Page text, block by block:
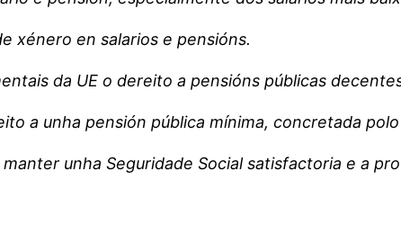
xénero en salarios e pensións.
da UE o dereito a pensións públicas
a unha pensión pública mínima, concretada
unha Seguridade Social satisfactoria e a